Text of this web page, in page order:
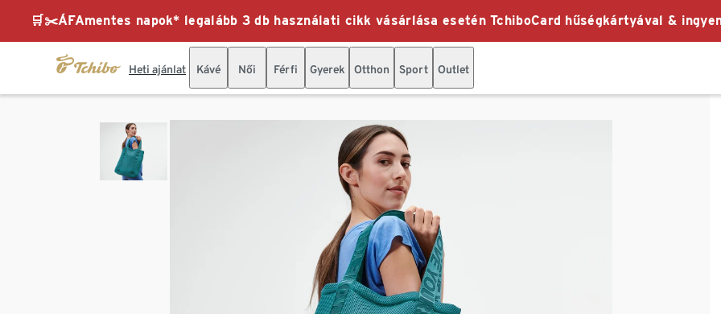
🛒✂️ÁFAmentes napok* legalább 3 db használati cikk vásárlása esetén TchiboCard hűségkártyával &
Heti ajánlat Kávé Női Férfi Gyerek Otthon Sport Outlet